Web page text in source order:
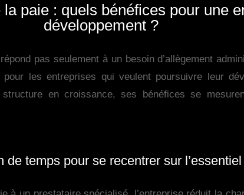
paie : quels bénéfices pour une
développement ?
pas seulement à un besoin d’allègement
pour les entreprises qui veulent poursuivre leur
structure en croissance, ses bénéfices se
de temps pour se recentrer sur l’essentiel